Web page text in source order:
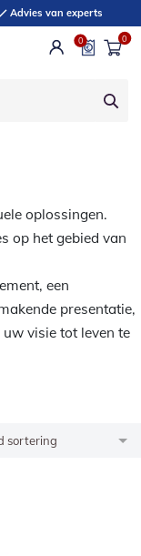
Advies van experts
0 0
oplossingen.
op het gebied van
een
presentatie,
visie tot leven te